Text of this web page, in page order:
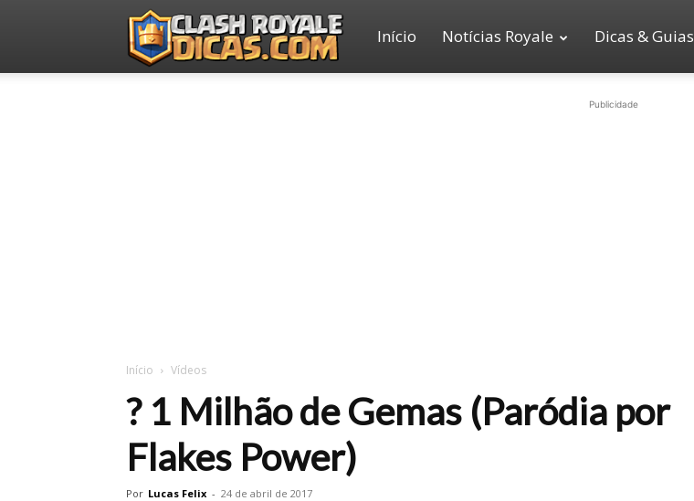
Clash
Início Notícias Royale Dicas & Guias
Publicidade
Início Vídeos
? 1 Milhão de Gemas (Paródia por
Flakes Power)
Por Lucas Felix - 24 de abril de 2017